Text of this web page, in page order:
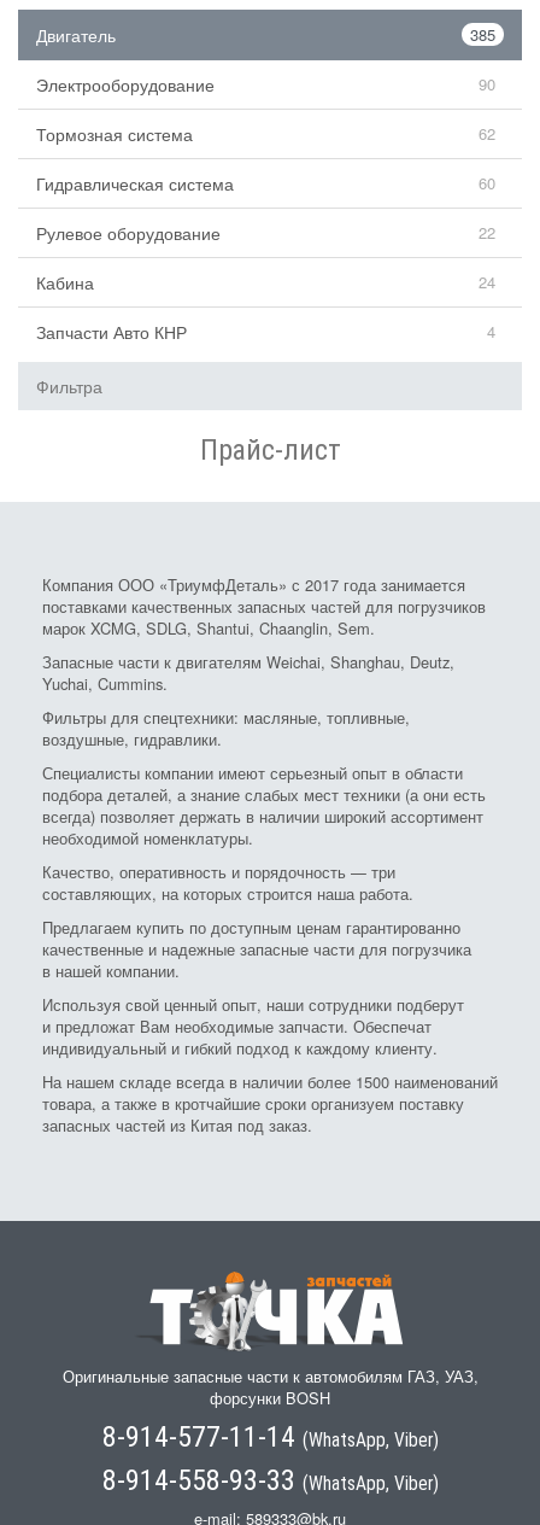
Двигатель 385
Электрооборудование 90
Тормозная система 62
Гидравлическая система 60
Рулевое оборудование 22
Кабина 24
Запчасти Авто КНР 4
Фильтра
Прайс-лист
Компания ООО «ТриумфДеталь» с 2017 года занимается
поставками качественных запасных частей для погрузчиков
марок XCMG, SDLG, Shantui, Chaanglin, Sem.
Запасные части к двигателям Weichai, Shanghau, Deutz,
Yuchai, Cummins.
Фильтры для спецтехники: масляные, топливные,
воздушные, гидравлики.
Специалисты компании имеют серьезный опыт в области
подбора деталей, а знание слабых мест техники (а они есть
всегда) позволяет держать в наличии широкий ассортимент
необходимой номенклатуры.
Качество, оперативность и порядочность — три
составляющих, на которых строится наша работа.
Предлагаем купить по доступным ценам гарантированно
качественные и надежные запасные части для погрузчика
в нашей компании.
Используя свой ценный опыт, наши сотрудники подберут
и предложат Вам необходимые запчасти. Обеспечат
индивидуальный и гибкий подход к каждому клиенту.
На нашем складе всегда в наличии более 1500 наименований
товара, а также в кротчайшие сроки организуем поставку
запасных частей из Китая под заказ.
Оригинальные запасные части к автомобилям ГАЗ, УАЗ,
форсунки BOSH
8-914-577-11-14 (WhatsApp, Viber)
8-914-558-93-33 (WhatsApp, Viber)
e-mail: 589333@bk.ru